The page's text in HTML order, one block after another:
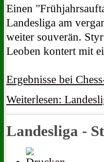
Einen
Landesliga am
weiter souverän.
Leoben kontert mit
Ergebnisse bei
Weiterlesen:
Landesliga -